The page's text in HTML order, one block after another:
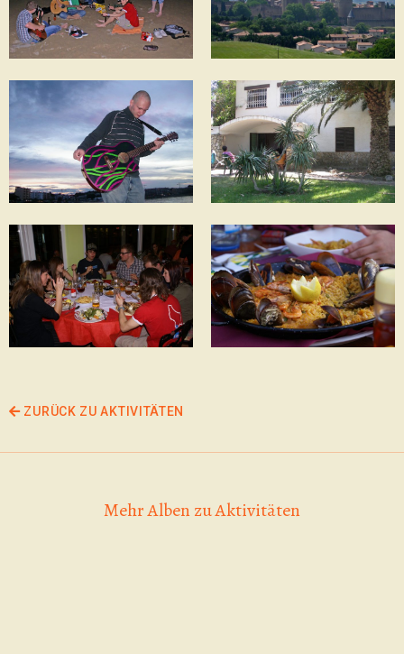
ZURÜCK ZU AKTIVITÄTEN
Mehr Alben zu Aktivitäten